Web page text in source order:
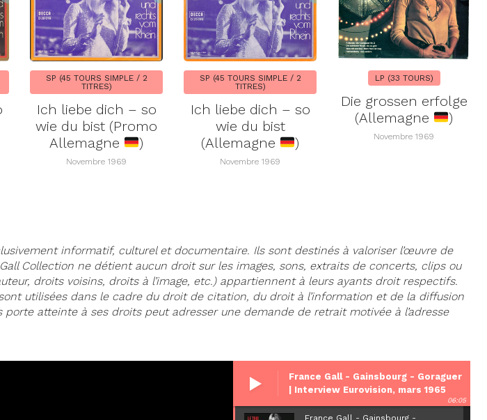
SP (45 TOURS SIMPLE / 2
TITRES)
Ich liebe dich – so
wie du bist (Promo
Allemagne
)
Novembre 1969
SP (45 TOURS SIMPLE / 2
TITRES)
Ich liebe dich – so
wie du bist
(Allemagne
)
Novembre 1969
LP (33 TOURS)
Die grossen erfolge
(Allemagne
)
Novembre 1969
informatif, culturel et documentaire. Ils sont destinés à valoriser l’œuvre de
Collection ne détient aucun droit sur les images, sons, extraits de concerts, clips ou
droits voisins, droits à l’image, etc.) appartiennent à leurs ayants droit respectifs.
utilisées dans le cadre du droit de citation, du droit à l’information et de la diffusion
atteinte à ses droits peut adresser une demande de retrait motivée à l’adresse
France Gall - Gainsbourg - Goraguer
| Interview Eurovision, mars 1965
06:05